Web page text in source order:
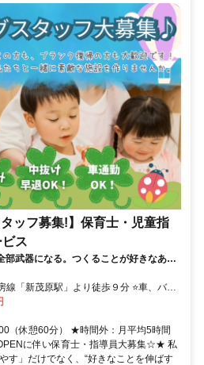
ッフ募集!】保育士・児童指
ス
部武器になる。つくることが好きなあな
かせる場所です。中抜け・早退の欠勤
環境で、子どもたちの「好き」を一緒
（休憩60分） ★時間外：月平均5時間
に伴い保育士・指導員大募集☆★ 私
す」だけでなく、“好きなことを伸ばす